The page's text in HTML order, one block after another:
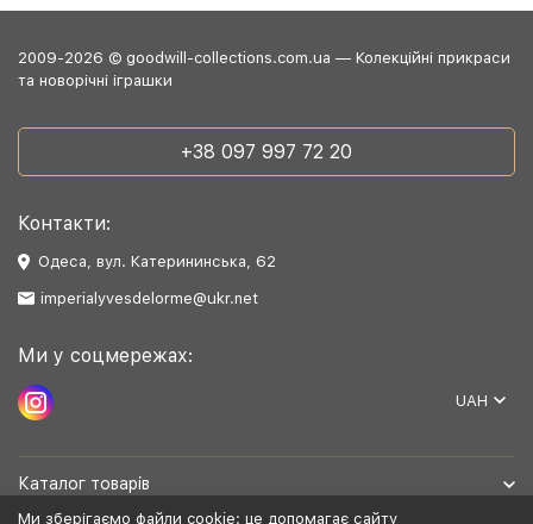
2009-2026 © goodwill-collections.com.ua — Колекційні прикраси
та новорічні іграшки
+38 097 997 72 20
Контакти:
Одеса, вул. Катерининська, 62
imperialyvesdelorme@ukr.net
Ми у соцмережах:
UAH
Каталог товарів
Ми зберігаємо файли cookie: це допомагає сайту